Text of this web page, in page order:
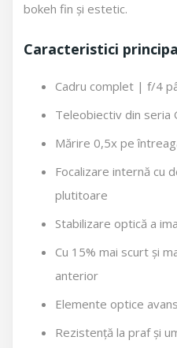
bokeh fin și estetic.
Caracteristici
Cadru complet | f/4
Teleobiectiv din seria
Mărire 0,5x pe
Focalizare internă cu
plutitoare
Stabilizare optică a
Cu 15% mai scurt și
anterior
Elemente optice
Rezistență la praf și